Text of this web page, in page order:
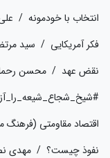
انتخاب با خودمونه /
فکر آمریکایی / سید
نقض عهد / محسن
اقتصاد مقاومتی
نفوذ چیست؟ / مهدی